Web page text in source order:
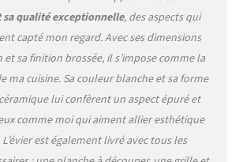
maintient la vaisselle
surélevée pour un drainage
optimal. DRAIN ASSEMBLY
crée un look propre tout en
gardant votre tuyau
d'évacuation exempt de
débris. [CONCEPTION
RÉVERSIBLE] : L'évier peut
être installé avec une façade
sa qualité exceptionnelle, des aspects qui
capté mon regard. Avec ses dimensions
et sa finition brossée, il s’impose comme la
ma cuisine. Sa couleur blanche et sa forme
lui confèrent un aspect épuré et
comme moi qui aiment allier esthétique
est également livré avec tous les